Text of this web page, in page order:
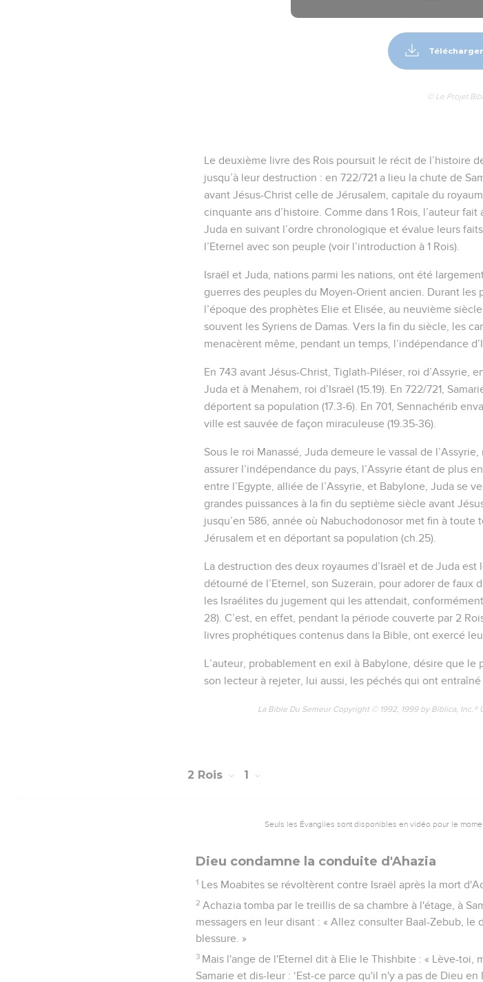
© Le Projet
Le deuxième livre des Rois poursuit le récit de l’histoire
jusqu’à leur destruction : en 722/721 a lieu la chute de
avant Jésus-Christ celle de Jérusalem, capitale du
cinquante ans d’histoire. Comme dans 1 Rois, l’auteur
Juda en suivant l’ordre chronologique et évalue leurs
l’Eternel avec son peuple (voir l’introduction à 1 Rois).
Israël et Juda, nations parmi les nations, ont été
guerres des peuples du Moyen-Orient ancien. Durant les
l’époque des prophètes Elie et Elisée, au neuvième
souvent les Syriens de Damas. Vers la fin du siècle, les
menacèrent même, pendant un temps, l’indépendance
En 743 avant Jésus-Christ, Tiglath-Piléser, roi d’Assyrie,
Juda et à Menahem, roi d’Israël (15.19). En 722/721,
déportent sa population (17.3-6). En 701, Sennachérib
ville est sauvée de façon miraculeuse (19.35-36).
Sous le roi Manassé, Juda demeure le vassal de
assurer l’indépendance du pays, l’Assyrie étant de plus
entre l’Egypte, alliée de l’Assyrie, et Babylone, Juda se
grandes puissances à la fin du septième siècle avant
jusqu’en 586, année où Nabuchodonosor met fin à
Jérusalem et en déportant sa population (ch.25).
La destruction des deux royaumes d’Israël et de Juda
détourné de l’Eternel, son Suzerain, pour adorer de faux
les Israélites du jugement qui les attendait,
28). C’est, en effet, pendant la période couverte par 2
livres prophétiques contenus dans la Bible, ont exercé
L’auteur, probablement en exil à Babylone, désire que
son lecteur à rejeter, lui aussi, les péchés qui ont entraîné
La Bible Du Semeur Copyright © 1992, 1999 by Biblica,
2 Rois 1
Seuls les Évangiles sont disponibles en vidéo pour le
Dieu condamne la conduite d'Ahazia
1 Les Moabites se révoltèrent contre Israël après la mort
2 Achazia tomba par le treillis de sa chambre à l'étage, à
messagers en leur disant : « Allez consulter Baal-Zebub,
blessure. »
3 Mais l'ange de l'Eternel dit à Elie le Thishbite : « Lève-toi,
Samarie et dis-leur : ‘Est-ce parce qu'il n'y a pas de Dieu